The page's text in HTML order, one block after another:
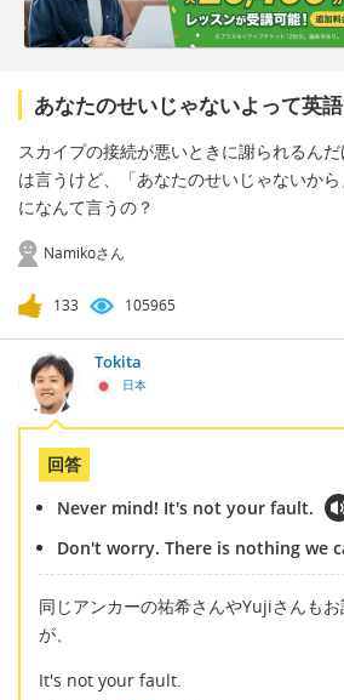
あなたのせいじゃないよって英
スカイプの接続が悪いときに謝られるん
は言うけど、「あなたのせいじゃないか
になんて言うの？
Namikoさん
133 105965
Tokita
日本
回答
Never mind! It's not your fault.
Don't worry. There is nothing we
同じアンカーの祐希さんやYujiさんも
が、
It's not your fault.